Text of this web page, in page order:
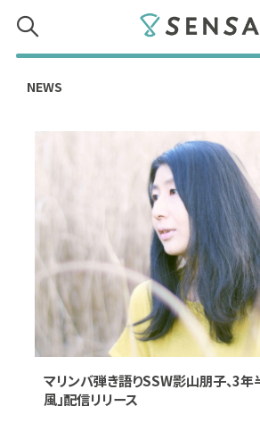
NEWS
マリンバ弾き語りSSW影山朋子、3年
風」配信リリース